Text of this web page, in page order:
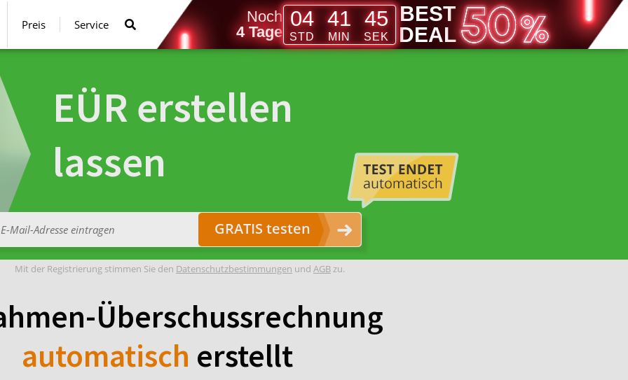
Preis Service
Noch
4Tage
04
STD
41
MIN
44
SEK
BEST
DEAL
EÜR erstellen
lassen
GRATIS testen
Mit der Registrierung stimmen Sie den Datenschutzbestimmungen und AGBzu.
Überschussrechnung
automatisch erstellt